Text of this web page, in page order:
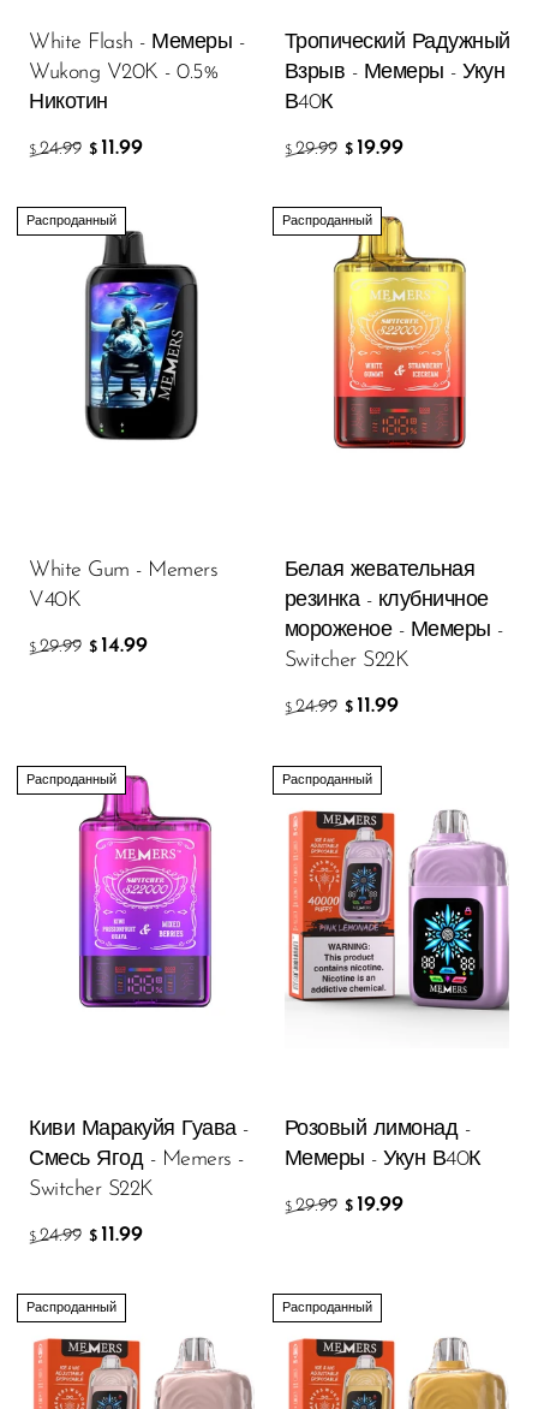
White Flash - Мемеры -
Wukong V20K - 0.5%
Никотин
$ 24.99 $ 11.99
Тропический Радужный
Взрыв - Мемеры - Укун
В40К
$ 29.99 $ 19.99
Распроданный
White Gum - Memers
V40K
$ 29.99 $ 14.99
Распроданный
Белая жевательная
резинка - клубничное
мороженое - Мемеры -
Switcher S22K
$ 24.99 $ 11.99
Распроданный
Киви Маракуйя Гуава -
Смесь Ягод - Memers -
Switcher S22K
$ 24.99 $ 11.99
Распроданный
Розовый лимонад -
Мемеры - Укун В40К
$ 29.99 $ 19.99
Распроданный Распроданный